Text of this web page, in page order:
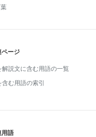
ページ
解説文に含む用語の一覧
含む用語の索引
用語